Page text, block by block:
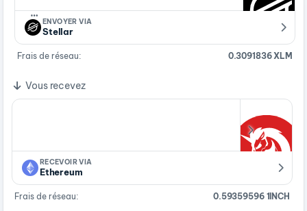
…
ENVOYER VIA
Stellar
Frais de réseau: 0.3091836 XLM
Vous recevez
RECEVOIR VIA
Ethereum
Frais de réseau: 0.59359596 1INCH